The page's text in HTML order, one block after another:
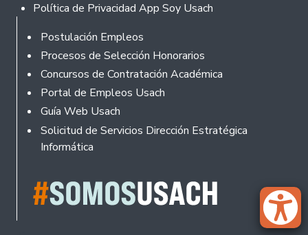
Política de Privacidad App Soy Usach
Rodapé
Postulación Empleos
Procesos de Selección Honorarios
Concursos de Contratación Académica
Portal de Empleos Usach
Guía Web Usach
Solicitud de Servicios Dirección Estratégica
Informática